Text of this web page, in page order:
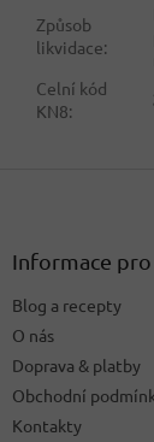
Způsob
likvidace:
Celní kód
KN8:
Informace pro
Blog a recepty
O nás
Doprava & platby
Obchodní
Kontakty